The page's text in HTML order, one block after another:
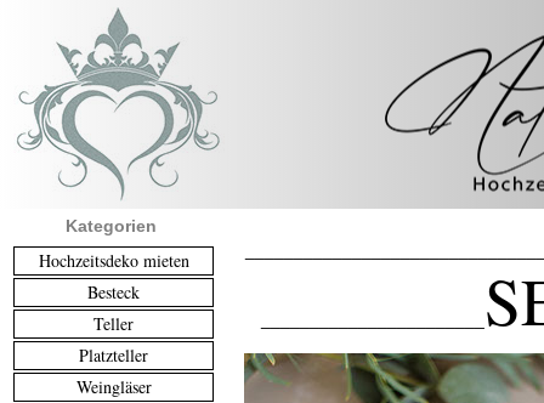
Kategorien
Hochzeitsdeko mieten
Besteck
Teller
Platzteller
Weingläser